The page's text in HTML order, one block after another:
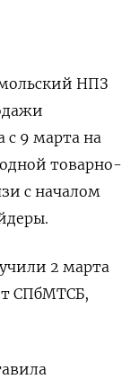
НПЗ
с 9 марта на
товарно-
с началом
2 марта
СПбМТСБ,